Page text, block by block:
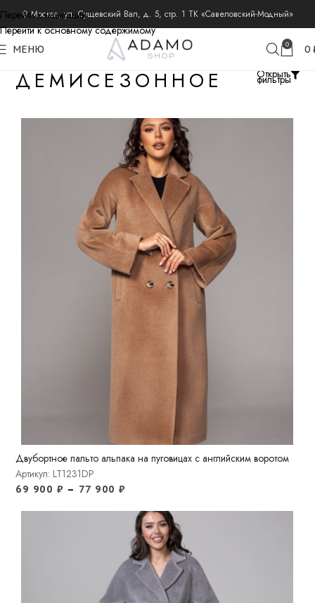
Перейти к навигации
Перейти к основному содержимому
⚲ Москва, ул. Сущевский Вал, д. 5, стр. 1 ТК «Савеловский-Модный»
МЕНЮ 0 0
ДЕМИСЕЗОННОЕ Открыть
фильтры
Двубортное пальто альпака на пуговицах с английским воротом
Артикул: LT1231DP
69 900 ₽ – 77 900₽